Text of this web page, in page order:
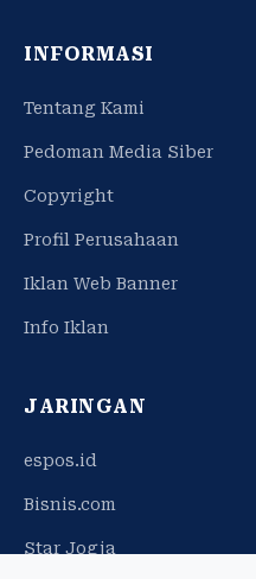
INFORMASI
Tentang Kami
Pedoman Media Siber
Copyright
Profil Perusahaan
Iklan Web Banner
Info Iklan
JARINGAN
espos.id
Bisnis.com
Star Jogja